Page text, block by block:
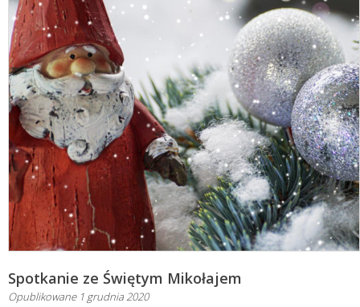
Spotkanie ze Świętym Mikołajem
Opublikowane 1 grudnia 2020